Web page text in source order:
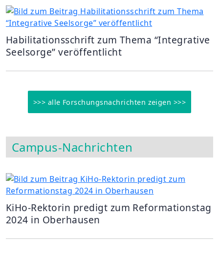
Habilitationsschrift zum Thema “Integrative
Seelsorge” veröffentlicht
>>> alle Forschungsnachrichten zeigen >>>
Campus-Nachrichten
KiHo-Rektorin predigt zum Reformationstag
2024 in Oberhausen